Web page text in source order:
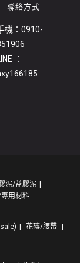
聯絡方式
機：0910-
：
泥/益膠泥
用材料
花磚/腰帶